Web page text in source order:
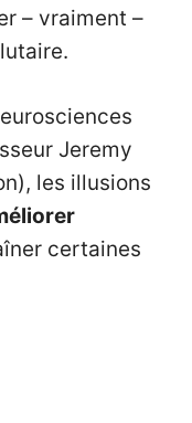
– vraiment –
Jeremy
les illusions
certaines